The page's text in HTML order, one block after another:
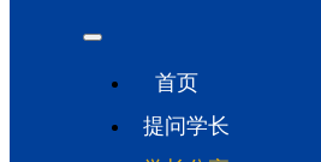
首页
提问学长